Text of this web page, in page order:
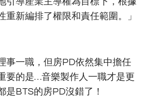
重新編排了權限和責任範圍。」
事一職，但房PD依然集中擔任
要的是…音樂製作人一職才是更
是BTS的房PD沒錯了！